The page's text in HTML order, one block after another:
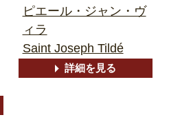
ピエール・ジャン・ヴ
ィラ
Saint Joseph Tildé
詳細を見る